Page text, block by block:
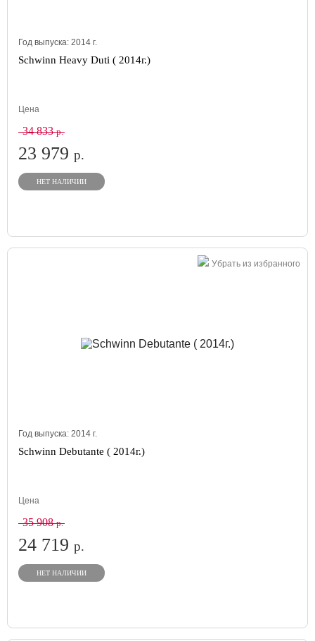
Год выпуска: 2014 г.
Schwinn Heavy Duti ( 2014г.)
Цена
34 833р.
23 979 р.
НЕТ НАЛИЧИИ
Убрать из избранного
Год выпуска: 2014 г.
Schwinn Debutante ( 2014г.)
Цена
35 908р.
24 719 р.
НЕТ НАЛИЧИИ